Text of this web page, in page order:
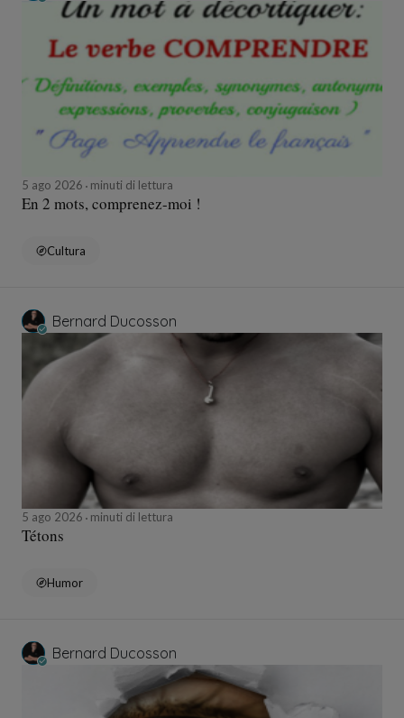
5 ago 2026 minuti di lettura
En 2 mots, comprenez-moi !
Cultura
Bernard Ducosson
5 ago 2026 minuti di lettura
Tétons
Humor
Bernard Ducosson